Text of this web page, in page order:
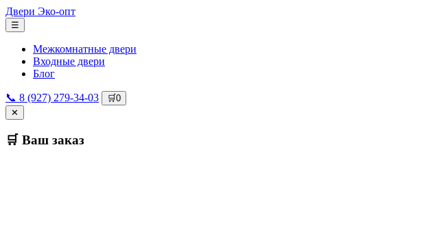
Двери Эко-опт
☰
Межкомнатные двери
Входные двери
Блог
📞 8 (927) 279-34-03 🛒0
✕
🛒 Ваш заказ